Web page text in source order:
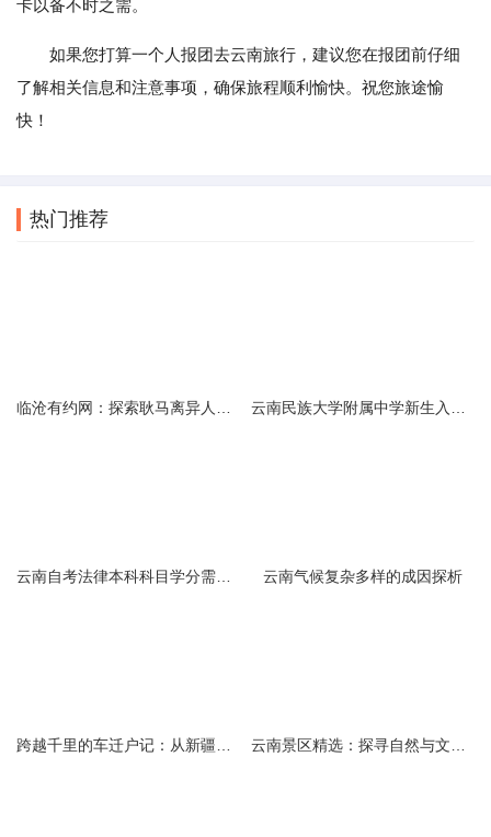
卡以备不时之需。
如果您打算一个人报团去云南旅行，建议您在报团前仔细
了解相关信息和注意事项，确保旅程顺利愉快。祝您旅途愉
快！
热门推荐
云南气候复杂多样的成因探析